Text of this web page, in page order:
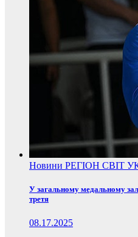
Новини РЕГІОН СВІТ
У загальному медальному
третя
08.17.2025